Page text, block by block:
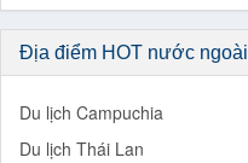
Địa điểm HOT nước ngoài
Du lịch Campuchia
Du lịch Thái Lan